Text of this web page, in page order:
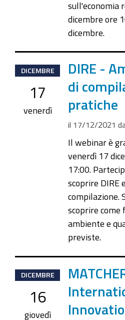
sull'economia
dicembre ore
dicembre.
2021-
12-
17T15:00:00+01:00
2021-
DICEMBRE
17
venerdì
DIRE -
di
pratiche
il 17/12/2021
Il webinar è
venerdì 17
17:00.
scoprire DIRE
compilazione.
scoprire come
ambiente e
previste.
2021-
12-
16T09:00:00+01:00
2021-
DICEMBRE
16
giovedì